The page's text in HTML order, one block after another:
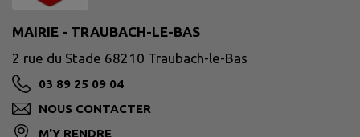
MAIRIE - TRAUBACH-LE-BAS
2 rue du Stade 68210 Traubach-le-Bas
03 89 25 09 04
NOUS CONTACTER
M'Y RENDRE